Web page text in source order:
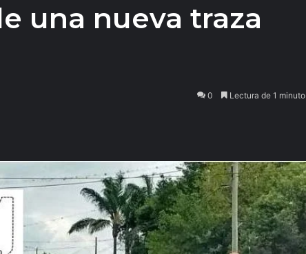
una nueva traza
0 Lectura de 1 minuto